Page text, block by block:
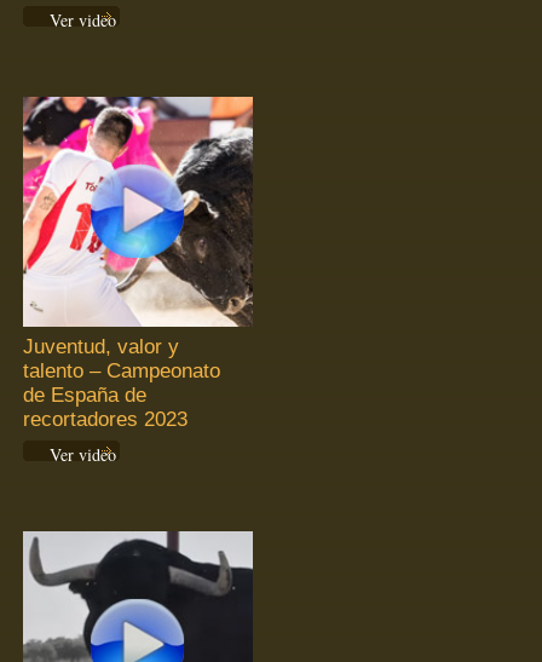
Ver video
Juventud, valor y
talento – Campeonato
de España de
recortadores 2023
Ver video